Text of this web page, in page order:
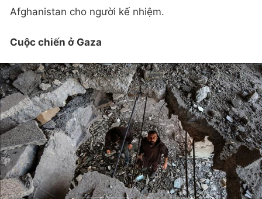
Afghanistan cho người kế nhiệm.
Cuộc chiến ở Gaza